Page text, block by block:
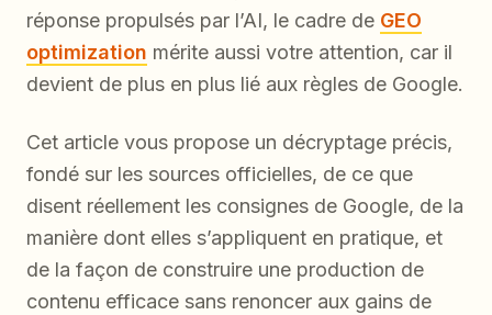
réponse propulsés par l’AI, le cadre de GEO
optimization mérite aussi votre attention, car il
devient de plus en plus lié aux règles de Google.
Cet article vous propose un décryptage précis,
fondé sur les sources officielles, de ce que
disent réellement les consignes de Google, de la
manière dont elles s’appliquent en pratique, et
de la façon de construire une production de
contenu efficace sans renoncer aux gains de